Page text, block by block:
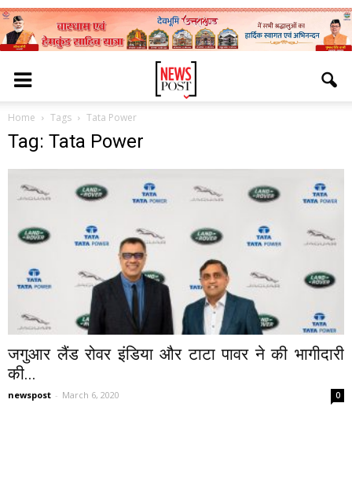
Home Tags Tata Power
Tag: Tata Power
जगुआर लैंड रोवर इंडिया और टाटा पावर ने की भागीदारी
की...
newspost - March 6, 2020 0